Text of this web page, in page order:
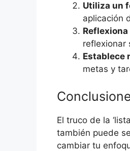
Utiliza un
aplicación
reflexionar
Establece
metas y
El truco de la
también puede
cambiar tu